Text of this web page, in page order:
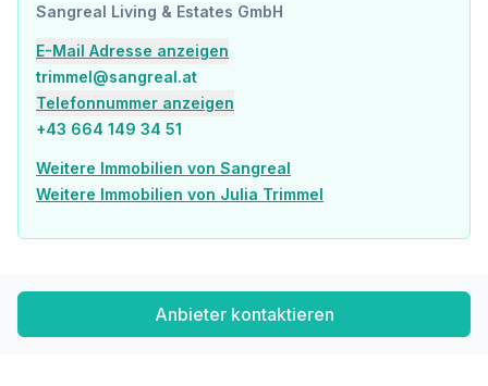
Polizei <500m
Verkehr
Bus <500m
U-Bahn <500m
Straßenbahn <500m
Autobahnanschluss <2.500m
Sangreal Living & Estates GmbH
E-Mail Adresse anzeigen
trimmel@sangreal.at
Telefonnummer anzeigen
+43 664 149 34 51
Weitere Immobilien von Sangreal
Weitere Immobilien von Julia Trimmel
Anbieter kontaktieren